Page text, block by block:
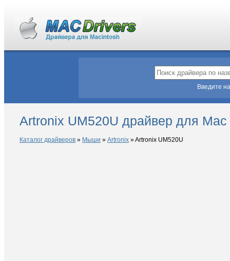
Введите
Artronix UM520U драйвер для Mac
Каталог драйверов » Мыши » Artronix »Artronix UM520U